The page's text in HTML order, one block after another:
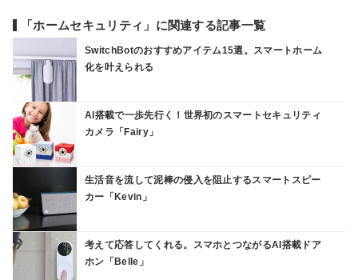
「ホームセキュリティ」に関連する記事一覧
SwitchBotのおすすめアイテム15選。スマートホーム
化を叶えられる
AI搭載で一歩先行く！世界初のスマートセキュリティ
カメラ「Fairy」
生活音を流して泥棒の侵入を阻止するスマートスピー
カー「Kevin」
考えて応答してくれる。スマホとつながるAI搭載ドア
ホン「Belle」